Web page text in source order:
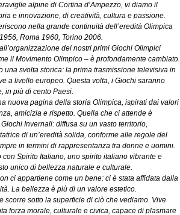
alpine di Cortina d’Ampezzo, vi diamo il
e innovazione, di creatività, cultura e passione.
nella grande continuità dell’eredità Olimpica
Roma 1960, Torino 2006.
dei nostri primi Giochi Olimpici
il Movimento Olimpico – è profondamente cambiato.
una svolta storica: la prima trasmissione televisiva in
a livello europeo. Questa volta, i Giochi saranno
in più di cento Paesi.
nuova pagina della storia Olimpica, ispirati dai valori
amicizia e rispetto. Quella che ci attende è
Invernali: diffusa su un vasto territorio,
di un’eredità solida, conforme alle regole del
in termini di rappresentanza tra donne e uomini.
Spirito Italiano, uno spirito italiano vibrante e
unico di bellezza naturale e culturale.
ci appartiene come un bene: ci è stata affidata dalla
La bellezza è più di un valore estetico.
scorre sotto la superficie di ciò che vediamo. Vive
forza morale, culturale e civica, capace di plasmare